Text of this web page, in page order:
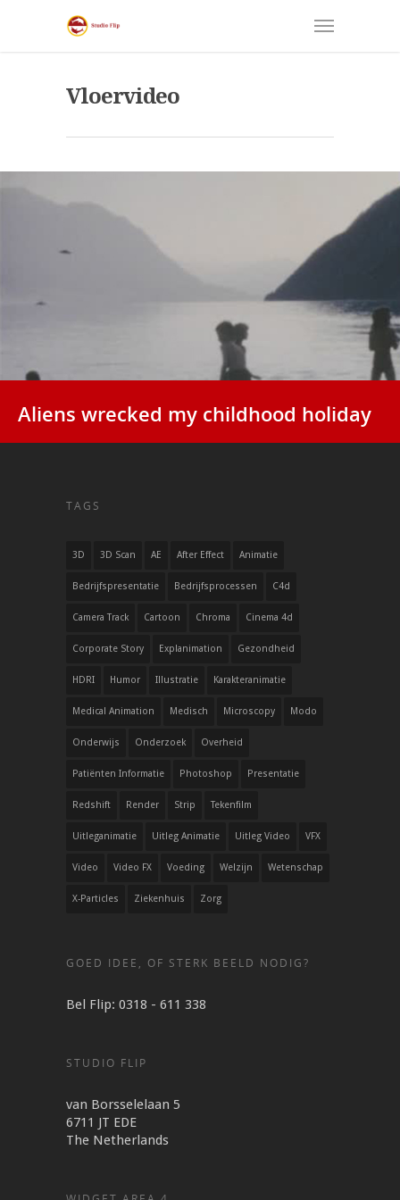
Vloervideo
Aliens wrecked my childhood holiday
TAGS
3D 3D Scan AE After Effect Animatie
Bedrijfspresentatie Bedrijfsprocessen C4d
Camera Track Cartoon Chroma Cinema 4d
Corporate Story Explanimation Gezondheid
HDRI Humor Illustratie Karakteranimatie
Medical Animation Medisch Microscopy Modo
Onderwijs Onderzoek Overheid
Patiënten Informatie Photoshop Presentatie
Redshift Render Strip Tekenfilm
Uitleganimatie Uitleg Animatie Uitleg Video VFX
Video Video FX Voeding Welzijn Wetenschap
X-Particles Ziekenhuis Zorg
GOED IDEE, OF STERK BEELD NODIG?
Bel Flip: 0318 - 611 338
STUDIO FLIP
van Borsselelaan 5
6711 JT EDE
The Netherlands